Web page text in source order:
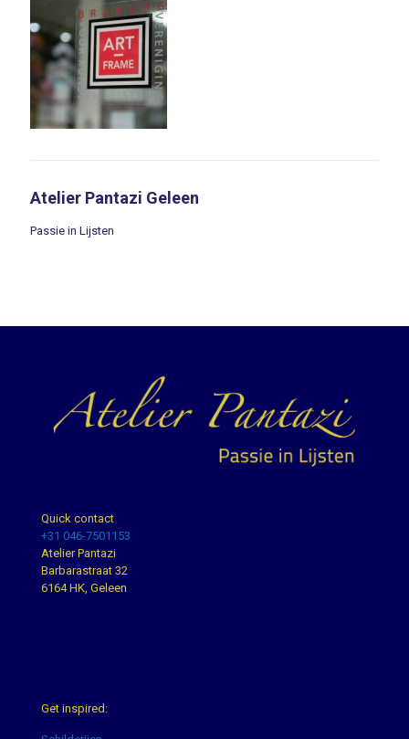
Atelier Pantazi Geleen
Passie in Lijsten
Quick contact
+31 046-7501153
Atelier Pantazi
Barbarastraat 32
6164 HK, Geleen
Get inspired: